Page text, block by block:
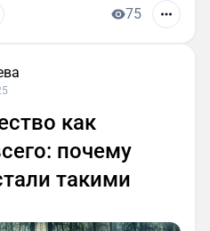
75
как
почему
такими